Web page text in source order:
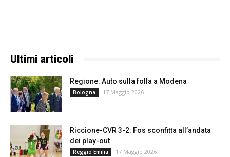
Ultimi articoli
Regione: Auto sulla folla a Modena
Bologna 17 Maggio 2026
Riccione-CVR 3-2: Fos sconfitta all’andata
dei play-out
Reggio Emilia 17 Maggio 2026